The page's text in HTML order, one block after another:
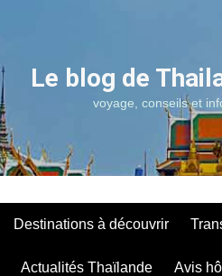
Le blog de
voyage, conseils et
Destinations à découvrir
Actualités Thaïlande Avis